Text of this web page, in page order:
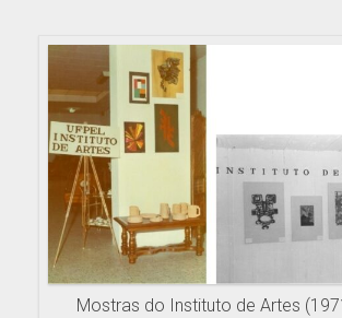
Mostras do Instituto de Artes